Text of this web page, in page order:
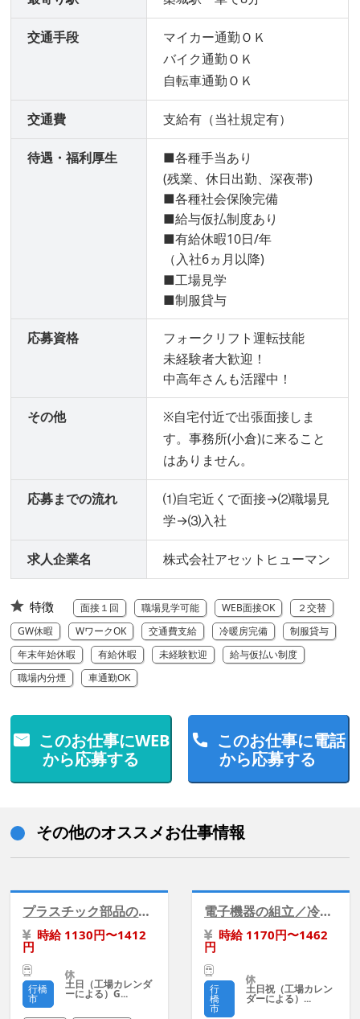
交通手段
マイカー通勤ＯＫ
バイク通勤ＯＫ
自転車通勤ＯＫ
交通費 支給有（当社規定有）
待遇・福利厚生
■各種手当あり
(残業、休日出勤、深夜帯)
■各種社会保険完備
■給与仮払制度あり
■有給休暇10日/年
（入社6ヵ月以降)
■工場見学
■制服貸与
応募資格
フォークリフト運転技能
未経験者大歓迎！
中高年さんも活躍中！
その他
※自宅付近で出張面接しま
す。事務所(小倉)に来ること
はありません。
応募までの流れ
⑴自宅近くで面接→⑵職場見
学→⑶入社
求人企業名 株式会社アセットヒューマン
特徴 面接１回 職場見学可能 WEB面接OK
２交替
GW休暇
WワークOK 交通費支給 冷暖房完備
制服貸与
年末年始休暇
有給休暇 未経験歓迎
給与仮払い制度
職場内分煙
車通勤OK
このお仕事にWEB
から応募する
このお仕事に電話
から応募する
その他のオススメお仕事情報
プラスチック部品の組付け検査《時給アップあり》
時給 1130円〜1412
円
行橋
市
土日（工場カレンダ
ーによる）G...
電子機器の組立／冷暖房完備／日勤・土日祝休み
時給 1170円〜1462
円
行
橋
市
土日祝（工場カレン
ダーによる）...